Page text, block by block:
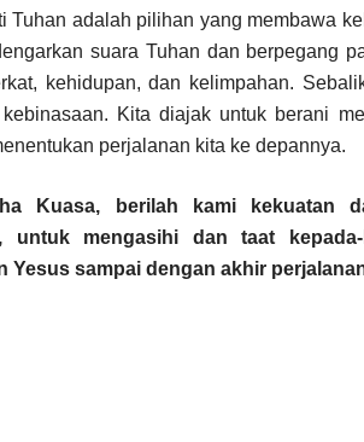
Tuhan adalah pilihan yang membawa
suara Tuhan dan berpegang
kehidupan, dan kelimpahan.
kebinasaan. Kita diajak untuk berani
perjalanan kita ke depannya.
Kuasa, berilah kami kekuatan
untuk mengasihi dan taat
Yesus sampai dengan akhir